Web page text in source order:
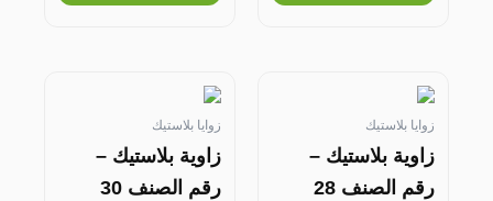
زوايا بلاستيك
زاوية بلاستيك –
رقم الصنف 28
زوايا بلاستيك
زاوية بلاستيك –
رقم الصنف 30